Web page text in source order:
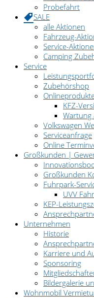
Probefahrt
SALE
alle Aktionen
Fahrzeug-
Service-
Camping
Service
Zubehörshop
KFZ-
Wartung
Volkswagen We
Serviceanfrage
Online
Großkunden |
Großkunden
Fuhrpark-
UVV
KEP-
Unternehmen
Historie
Karriere und
Sponsoring
Bildergalerie
Wohnmobil